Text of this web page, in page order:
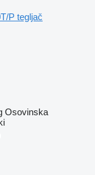
P tegljač
Osovinska